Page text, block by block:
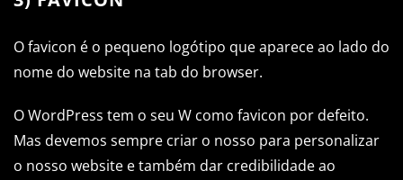
O favicon é o pequeno logótipo que aparece ao lado do
nome do website na tab do browser.
O WordPress tem o seu W como favicon por defeito.
Mas devemos sempre criar o nosso para personalizar
o nosso website e também dar credibilidade ao